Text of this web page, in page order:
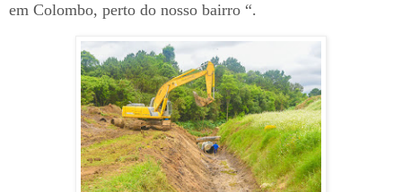
em Colombo, perto do nosso bairro “.